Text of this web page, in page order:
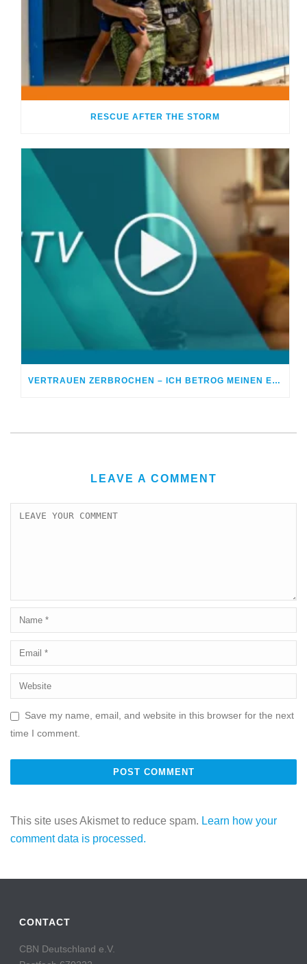
RESCUE AFTER THE STORM
VERTRAUEN ZERBROCHEN – ICH BETROG MEINEN EHEPARTNER
LEAVE A COMMENT
Save my name, email, and website in this browser for the next
time I comment.
This site uses Akismet to reduce spam. Learn how your
comment data is processed.
CONTACT
CBN Deutschland e.V.